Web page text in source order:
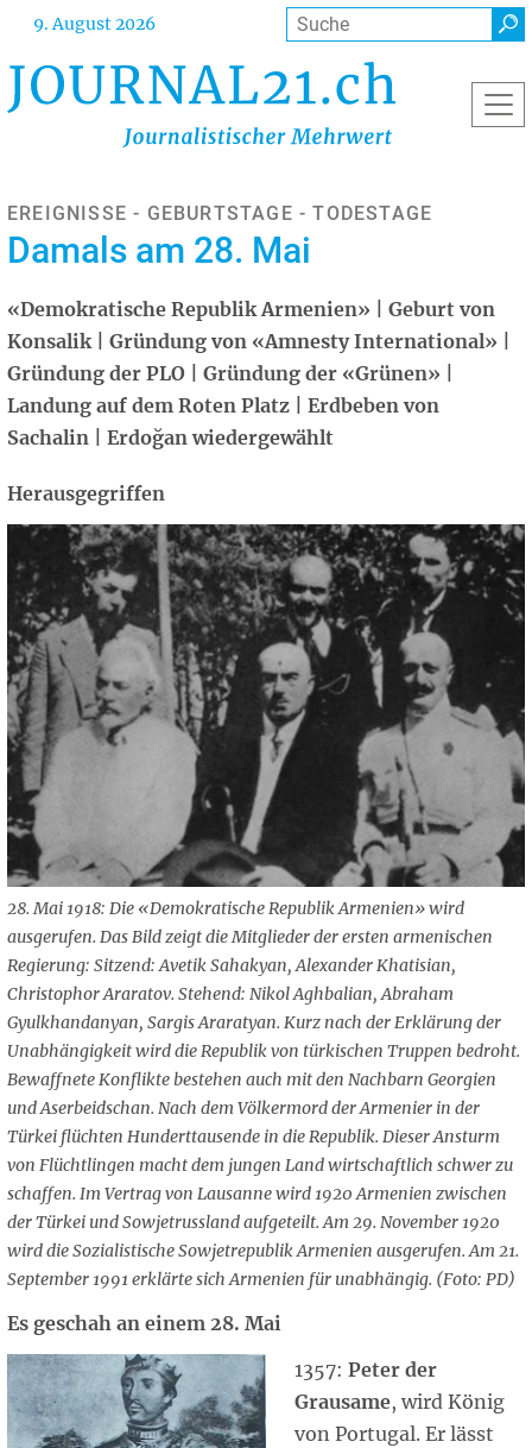
Direkt
Inhalt
9. August 2026 Suche
EREIGNISSE - GEBURTSTAGE - TODESTAGE
Damals am 28. Mai
«Demokratische Republik Armenien» | Geburt von
Konsalik | Gründung von «Amnesty International» |
Gründung der PLO | Gründung der «Grünen» |
Landung auf dem Roten Platz | Erdbeben von
Sachalin | Erdoğan wiedergewählt
Herausgegriffen
28. Mai 1918: Die «Demokratische Republik Armenien» wird
ausgerufen. Das Bild zeigt die Mitglieder der ersten armenischen
Regierung: Sitzend: Avetik Sahakyan, Alexander Khatisian,
Christophor Araratov. Stehend: Nikol Aghbalian, Abraham
Gyulkhandanyan, Sargis Araratyan. Kurz nach der Erklärung der
Unabhängigkeit wird die Republik von türkischen Truppen bedroht.
Bewaffnete Konflikte bestehen auch mit den Nachbarn Georgien
und Aserbeidschan. Nach dem Völkermord der Armenier in der
Türkei flüchten Hunderttausende in die Republik. Dieser Ansturm
von Flüchtlingen macht dem jungen Land wirtschaftlich schwer zu
schaffen. Im Vertrag von Lausanne wird 1920 Armenien zwischen
der Türkei und Sowjetrussland aufgeteilt. Am 29. November 1920
wird die Sozialistische Sowjetrepublik Armenien ausgerufen. Am 21.
September 1991 erklärte sich Armenien für unabhängig. (Foto: PD)
Es geschah an einem 28. Mai
1357: Peter der
Grausame, wird König
von Portugal. Er lässt